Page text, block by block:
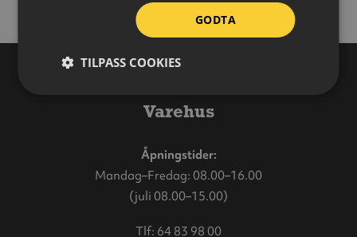
Varehus
Åpningstider:
Mandag–Fredag: 08.00–16.00
(juli 08.00–15.00)
Tlf: 64 83 98 00
GODTA
TILPASS COOKIES